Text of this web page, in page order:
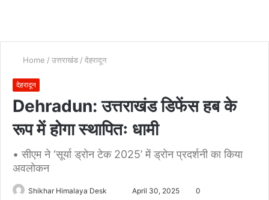
Home / उत्तराखंड / देहरादून
देहरादून
Dehradun: उत्तराखंड डिफेंस हब के
रूप में होगा स्थापितः धामी
• सीएम ने ‘सूर्या ड्रोन टेक 2025’ में ड्रोन प्रदर्शनी का किया
अवलोकन
Shikhar Himalaya Desk
SendApril 30, 2025 0